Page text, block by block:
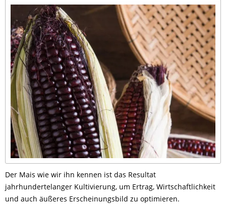
Der Mais wie wir ihn kennen ist das Resultat
jahrhundertelanger Kultivierung, um Ertrag, Wirtschaftlichkeit
und auch äußeres Erscheinungsbild zu optimieren.